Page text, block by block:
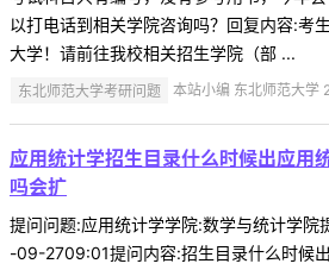
以打电话到相关学院咨询吗？回复内容:考
大学！请前往我校相关招生学院（部 ...
东北师范大学考研问题 本站小编 东北师范大
应用统计学招生目录什么时候出应用
吗会扩
提问问题:应用统计学学院:数学与统计学
-09-2709:01提问内容:招生目录什么时候